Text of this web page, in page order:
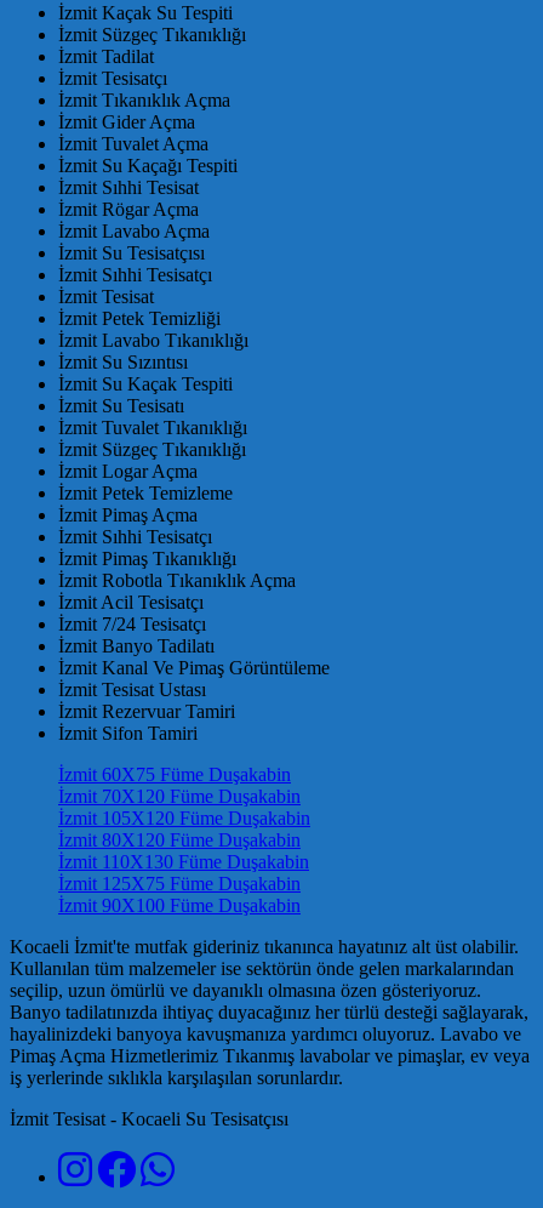
İzmit Kaçak Su Tespiti
İzmit Süzgeç Tıkanıklığı
İzmit Tadilat
İzmit Tesisatçı
İzmit Tıkanıklık Açma
İzmit Gider Açma
İzmit Tuvalet Açma
İzmit Su Kaçağı Tespiti
İzmit Sıhhi Tesisat
İzmit Rögar Açma
İzmit Lavabo Açma
İzmit Su Tesisatçısı
İzmit Sıhhi Tesisatçı
İzmit Tesisat
İzmit Petek Temizliği
İzmit Lavabo Tıkanıklığı
İzmit Su Sızıntısı
İzmit Su Kaçak Tespiti
İzmit Su Tesisatı
İzmit Tuvalet Tıkanıklığı
İzmit Süzgeç Tıkanıklığı
İzmit Logar Açma
İzmit Petek Temizleme
İzmit Pimaş Açma
İzmit Sıhhi Tesisatçı
İzmit Pimaş Tıkanıklığı
İzmit Robotla Tıkanıklık Açma
İzmit Acil Tesisatçı
İzmit 7/24 Tesisatçı
İzmit Banyo Tadilatı
İzmit Kanal Ve Pimaş Görüntüleme
İzmit Tesisat Ustası
İzmit Rezervuar Tamiri
İzmit Sifon Tamiri
İzmit 60X75 Füme Duşakabin
İzmit 70X120 Füme Duşakabin
İzmit 105X120 Füme Duşakabin
İzmit 80X120 Füme Duşakabin
İzmit 110X130 Füme Duşakabin
İzmit 125X75 Füme Duşakabin
İzmit 90X100 Füme Duşakabin
Kocaeli İzmit'te mutfak gideriniz tıkanınca hayatınız alt üst olabilir.
Kullanılan tüm malzemeler ise sektörün önde gelen markalarından
seçilip, uzun ömürlü ve dayanıklı olmasına özen gösteriyoruz.
Banyo tadilatınızda ihtiyaç duyacağınız her türlü desteği sağlayarak,
hayalinizdeki banyoya kavuşmanıza yardımcı oluyoruz. Lavabo ve
Pimaş Açma Hizmetlerimiz Tıkanmış lavabolar ve pimaşlar, ev veya
iş yerlerinde sıklıkla karşılaşılan sorunlardır.
İzmit Tesisat - Kocaeli Su Tesisatçısı